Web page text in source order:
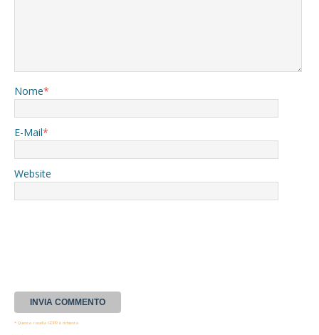
Nome*
E-Mail*
Website
* Questa casella GDPR è richiesta